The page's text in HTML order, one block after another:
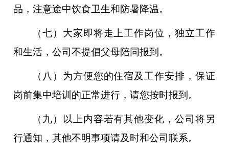
品，注意途中饮食卫生和防暑降温。
（七）大家即将走上工作岗位，独立工作
和生活，公司不提倡父母陪同报到。
（八）为方便您的住宿及工作安排，保证
岗前集中培训的正常进行，请您按时报到。
（九）以上内容若有其他变化，公司将另
行通知，其他不明事项请及时和公司联系。